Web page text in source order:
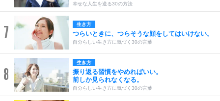
幸せな人生を送る30の方法
7 生き方
つらいときに、つらそうな顔をしてはいけない。
自分らしい生き方に気づく30の言葉
8
生き方
振り返る習慣をやめればいい。
前しか見られなくなる。
自分らしい生き方に気づく30の言葉